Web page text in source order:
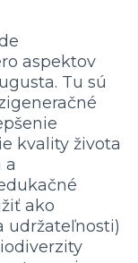
aspektov
Tu sú
kvality života
a
ako
udržateľnosti)